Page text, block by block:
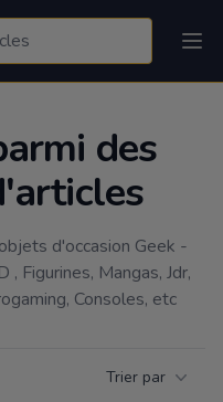
des
d'occasion Geek -
, Figurines, Mangas, Jdr,
Consoles, etc
Trier par